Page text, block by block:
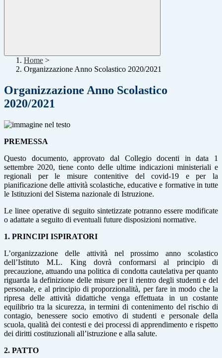
Home >
Organizzazione Anno Scolastico 2020/2021
Organizzazione Anno Scolastico
2020/2021
PREMESSA
Questo documento, approvato dal Collegio docenti in data 1
settembre 2020, tiene conto delle ultime indicazioni ministeriali e
regionali per le misure contenitive del covid-19 e per la
pianificazione delle attività scolastiche, educative e formative in tutte
le Istituzioni del Sistema nazionale di Istruzione.
Le linee operative di seguito sintetizzate potranno essere modificate
o adattate a seguito di eventuali future disposizioni normative.
1. PRINCIPI ISPIRATORI
L’organizzazione delle attività nel prossimo anno scolastico
dell’Istituto M.L. King dovrà conformarsi al principio di
precauzione, attuando una politica di condotta cautelativa per quanto
riguarda la definizione delle misure per il rientro degli studenti e del
personale, e al principio di proporzionalità, per fare in modo che la
ripresa delle attività didattiche venga effettuata in un costante
equilibrio tra la sicurezza, in termini di contenimento del rischio di
contagio, benessere socio emotivo di studenti e personale della
scuola, qualità dei contesti e dei processi di apprendimento e rispetto
dei diritti costituzionali all’istruzione e alla salute.
2. PATTO